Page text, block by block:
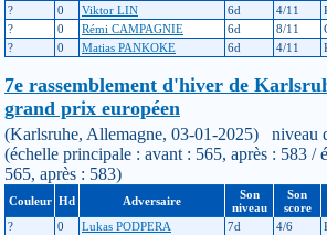
?
0 Viktor LIN 6d 4/11
?
0 Rémi CAMPAGNIE 6d 8/11
?
0 Matias PANKOKE 6d 4/11
7e rassemblement d'hiver de
grand prix européen
(Karlsruhe, Allemagne, 03-01-2025) niveau
(échelle principale : avant : 565, après : 583 /
565, après : 583)
Couleur Hd Adversaire
Son
niveau
Son
score
?
0 Lukas PODPERA 7d 4/6